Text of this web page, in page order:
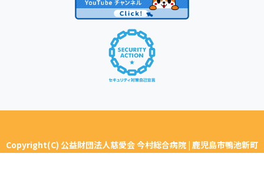
Copyright(C) 公益財団法人慈愛会 今村総合病院 | 鹿児島市鴨池新町
ALL Rights Reserved.